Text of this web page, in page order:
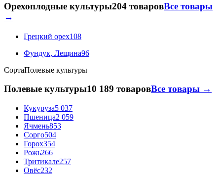
Орехоплодные культуры204 товаровВсе товары
→
Грецкий орех108
Фундук, Лещина96
СортаПолевые культуры
Полевые культуры10 189 товаровВсе товары →
Кукуруза5 037
Пшеница2 059
Ячмень853
Сорго504
Горох354
Рожь266
Тритикале257
Овёс232